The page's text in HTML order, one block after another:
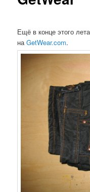
Ещё в конце этого
наGetWear.com.